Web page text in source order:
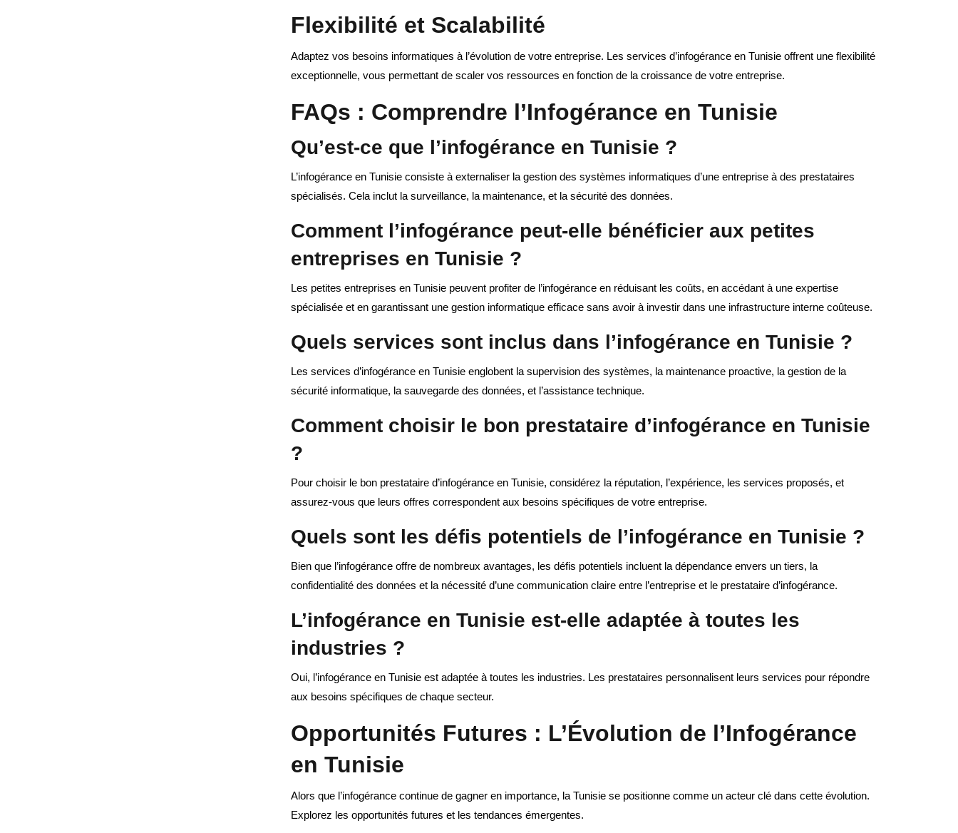
Flexibilité et Scalabilité
Adaptez vos besoins informatiques à l’évolution de votre entreprise. Les services d’infogérance en Tunisie offrent une flexibilité
exceptionnelle, vous permettant de scaler vos ressources en fonction de la croissance de votre entreprise.
FAQs : Comprendre l’Infogérance en Tunisie
Qu’est-ce que l’infogérance en Tunisie ?
L’infogérance en Tunisie consiste à externaliser la gestion des systèmes informatiques d’une entreprise à des prestataires
spécialisés. Cela inclut la surveillance, la maintenance, et la sécurité des données.
Comment l’infogérance peut-elle bénéficier aux petites
entreprises en Tunisie ?
Les petites entreprises en Tunisie peuvent profiter de l’infogérance en réduisant les coûts, en accédant à une expertise
spécialisée et en garantissant une gestion informatique efficace sans avoir à investir dans une infrastructure interne coûteuse.
Quels services sont inclus dans l’infogérance en Tunisie ?
Les services d’infogérance en Tunisie englobent la supervision des systèmes, la maintenance proactive, la gestion de la
sécurité informatique, la sauvegarde des données, et l’assistance technique.
Comment choisir le bon prestataire d’infogérance en Tunisie
?
Pour choisir le bon prestataire d’infogérance en Tunisie, considérez la réputation, l’expérience, les services proposés, et
assurez-vous que leurs offres correspondent aux besoins spécifiques de votre entreprise.
Quels sont les défis potentiels de l’infogérance en Tunisie ?
Bien que l’infogérance offre de nombreux avantages, les défis potentiels incluent la dépendance envers un tiers, la
confidentialité des données et la nécessité d’une communication claire entre l’entreprise et le prestataire d’infogérance.
L’infogérance en Tunisie est-elle adaptée à toutes les
industries ?
Oui, l’infogérance en Tunisie est adaptée à toutes les industries. Les prestataires personnalisent leurs services pour répondre
aux besoins spécifiques de chaque secteur.
Opportunités Futures : L’Évolution de l’Infogérance
en Tunisie
Alors que l’infogérance continue de gagner en importance, la Tunisie se positionne comme un acteur clé dans cette évolution.
Explorez les opportunités futures et les tendances émergentes.